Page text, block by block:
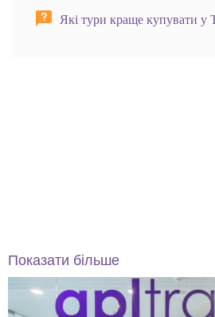
Які тури краще купувати у
Показати більше